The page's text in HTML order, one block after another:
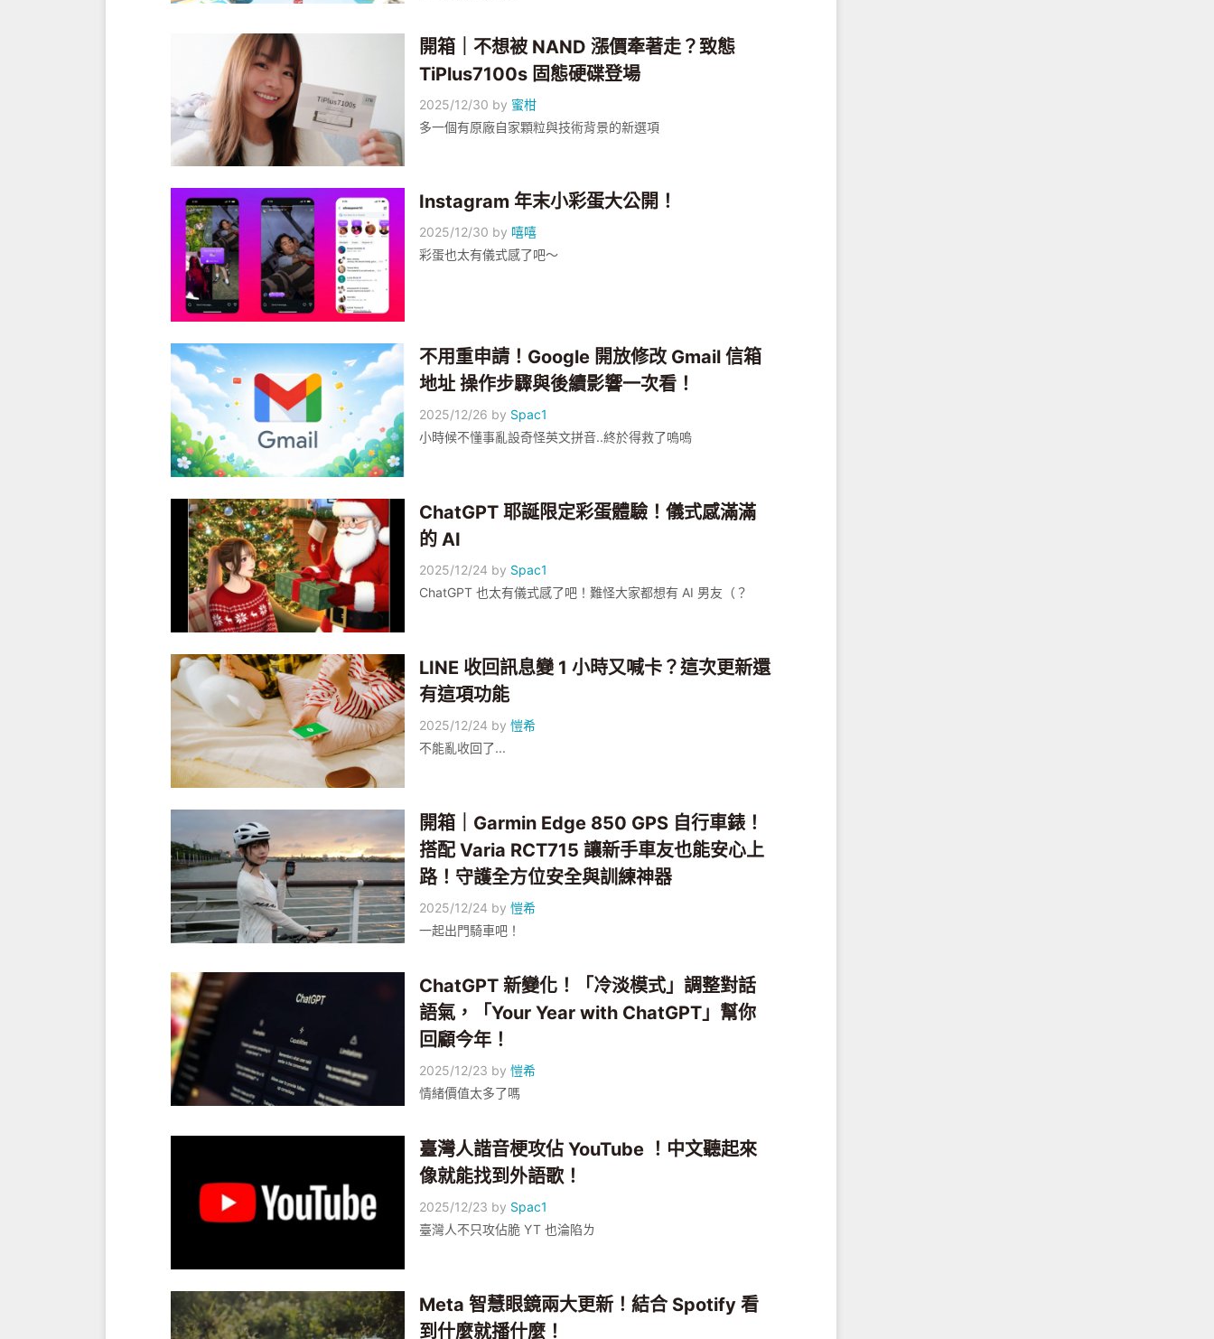
開箱｜不想被 NAND 漲價牽著走？致態
TiPlus7100s 固態硬碟登場
2025/12/30 by 蜜柑
多一個有原廠自家顆粒與技術背景的新選項
Instagram 年末小彩蛋大公開！
2025/12/30 by 嘻嘻
彩蛋也太有儀式感了吧～
不用重申請！Google 開放修改 Gmail 信箱
地址 操作步驟與後續影響一次看！
2025/12/26 by Spac1
小時候不懂事亂設奇怪英文拼音..終於得救了嗚嗚
ChatGPT 耶誕限定彩蛋體驗！儀式感滿滿
的 AI
2025/12/24 by Spac1
ChatGPT 也太有儀式感了吧！難怪大家都想有 AI 男友（？
LINE 收回訊息變 1 小時又喊卡？這次更新還
有這項功能
2025/12/24 by愷希
不能亂收回了...
開箱｜Garmin Edge 850 GPS 自行車錶！
搭配 Varia RCT715 讓新手車友也能安心上
路！守護全方位安全與訓練神器
2025/12/24 by愷希
一起出門騎車吧！
ChatGPT 新變化！「冷淡模式」調整對話
語氣，「Your Year with ChatGPT」幫你
回顧今年！
2025/12/23 by愷希
情緒價值太多了嗎
臺灣人諧音梗攻佔 YouTube ！中文聽起來
像就能找到外語歌！
2025/12/23 by Spac1
臺灣人不只攻佔脆 YT 也淪陷ㄌ
Meta 智慧眼鏡兩大更新！結合 Spotify 看
到什麼就播什麼！